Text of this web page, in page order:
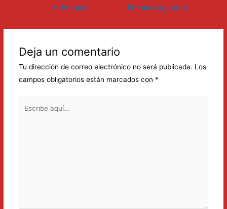
Navegación
entradas
← Entrada
Entrada siguiente
Deja un comentario
Tu dirección de correo electrónico no será publicada. Los
campos obligatorios están marcados con *